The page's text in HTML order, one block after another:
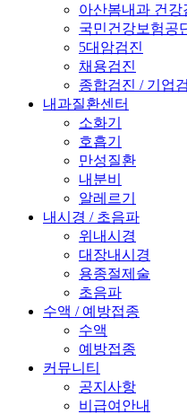
아산봄내과 건강
국민건강보험공
5대암검진
채용검진
종합검진 / 기업
내과질환센터
소화기
호흡기
만성질환
내분비
알레르기
내시경 / 초음파
위내시경
대장내시경
용종절제술
초음파
수액 / 예방접종
수액
예방접종
커뮤니티
공지사항
비급여안내